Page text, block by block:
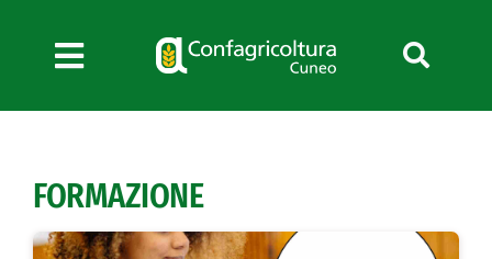
contenuto
Toggle
Navigation
News
Bandi
FORMAZIONE